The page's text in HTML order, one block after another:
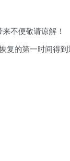
不便敬请谅解！
复的第一时间得到